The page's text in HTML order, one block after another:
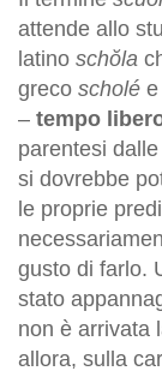
attende allo
latino schŏla
greco scholé
– tempo
parentesi
si dovrebbe
le proprie
gusto di farlo.
stato
non è arrivata
allora, sulla